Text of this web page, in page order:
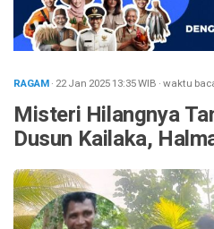
RAGAM· 22 Jan 202513:35WIB ·waktu
Misteri Hilangnya
Dusun Kailaka,